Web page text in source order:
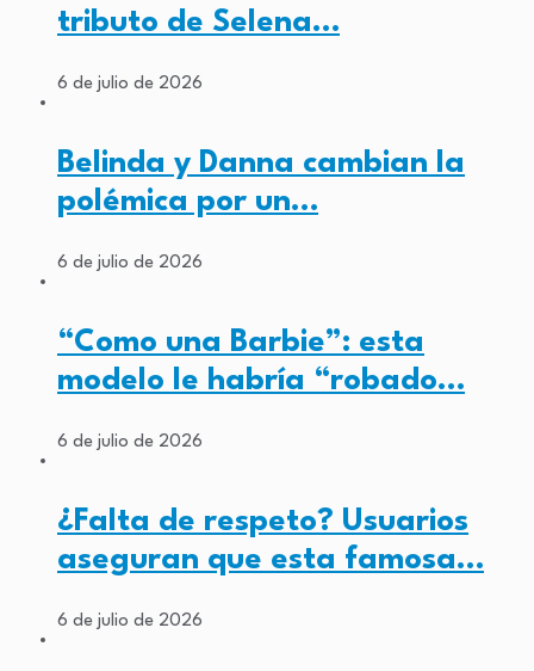
tributo de Selena…
6 de julio de 2026
Belinda y Danna cambian la
polémica por un…
6 de julio de 2026
“Como una Barbie”: esta
modelo le habría “robado…
6 de julio de 2026
¿Falta de respeto? Usuarios
aseguran que esta famosa…
6 de julio de 2026